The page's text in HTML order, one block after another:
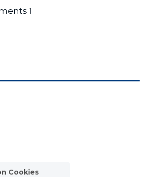
1
Cookies